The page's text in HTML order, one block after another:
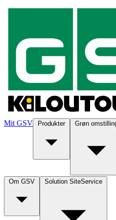
Mit GSV Produkter Grøn
Om GSV Solution SiteService